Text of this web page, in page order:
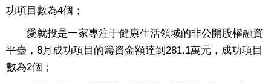
功項目數為4個；
愛就投是一家專注于健康生活領域的非公開股權融資
平臺，8月成功項目的籌資金額達到281.1萬元，成功項目
數為2個；